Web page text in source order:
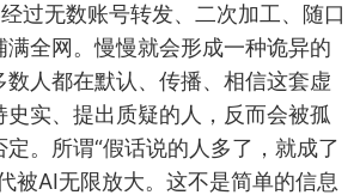
过无数账号转发、二次加工、随口
全网。慢慢就会形成一种诡异的
数人都在默认、传播、相信这套虚
实、提出质疑的人，反而会被孤
。所谓“假话说的人多了，就成了
被AI无限放大。这不是简单的信息